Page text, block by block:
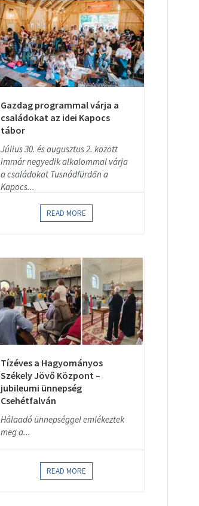
Gazdag programmal várja a
családokat az idei Kapocs
tábor
Július 30. és augusztus 2. között
immár negyedik alkalommal várja
a családokat Tusnádfürdőn a
Kapocs...
READ MORE
Tízéves a Hagyományos
Székely Jövő Központ –
jubileumi ünnepség
Csehétfalván
Hálaadó ünnepséggel emlékeztek
meg a...
READ MORE